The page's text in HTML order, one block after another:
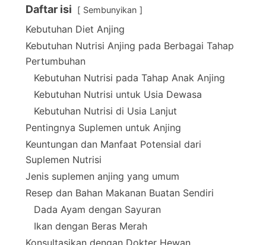
Daftar isi Sembunyikan
Kebutuhan Diet Anjing
Kebutuhan Nutrisi Anjing pada Berbagai Tahap
Pertumbuhan
Kebutuhan Nutrisi pada Tahap Anak Anjing
Kebutuhan Nutrisi untuk Usia Dewasa
Kebutuhan Nutrisi di Usia Lanjut
Pentingnya Suplemen untuk Anjing
Keuntungan dan Manfaat Potensial dari
Suplemen Nutrisi
Jenis suplemen anjing yang umum
Resep dan Bahan Makanan Buatan Sendiri
Dada Ayam dengan Sayuran
Ikan dengan Beras Merah